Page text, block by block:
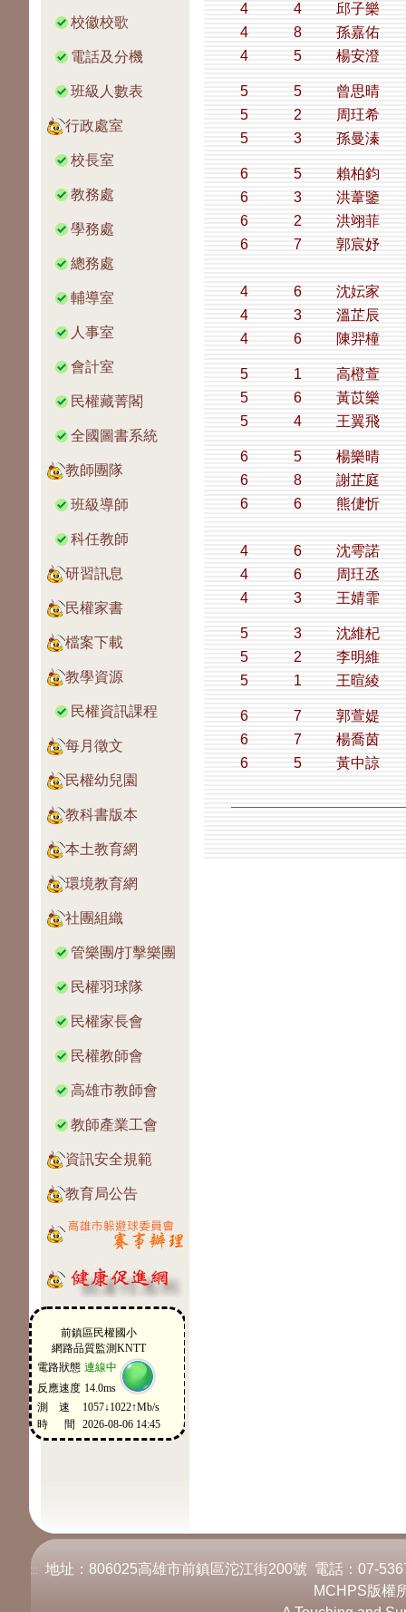
校徽校歌
電話及分機
班級人數表
行政處室
校長室
教務處
學務處
總務處
輔導室
人事室
會計室
民權藏菁閣
全國圖書系統
教師團隊
班級導師
科任教師
研習訊息
民權家書
檔案下載
教學資源
民權資訊課程
每月徵文
民權幼兒園
教科書版本
本土教育網
環境教育網
社團組織
管樂團/打擊樂團
民權羽球隊
民權家長會
民權教師會
高雄市教師會
教師產業工會
資訊安全規範
教育局公告
4 4
邱子樂
4
8
孫嘉佑
4
5 楊安澄
5 5
曾思晴
5
2
周玨希
5
3 孫曼溱
6 5
賴柏鈞
6
3
洪葦鑒
6
2
洪翊菲
6
7 郭宸妤
4 6
沈妘家
4
3
溫芷辰
4
6 陳羿橦
5 1
高橙萱
5
6
黃苡樂
5
4 王翼飛
6 5
楊樂晴
6
8
謝芷庭
6
6 熊倢忻
4 6
沈雩諾
4
6
周玨丞
4
3 王婧霏
5 3
沈維杞
5
2
李明維
5
1 王暄綾
6 7
郭萱媞
6
7
楊喬茵
6
5 黃中諒
:::
地址：806025高雄市前鎮區沱江街200號 電話：07-
MCHPS版權